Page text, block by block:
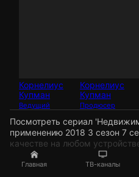
Главная ТВ-каналы
Корнелиус
Купман
Ведущий
Корнелиус
Купман
Продюсер
Посмотреть сериал
применению 2018 3 сезон 7
качестве на любом